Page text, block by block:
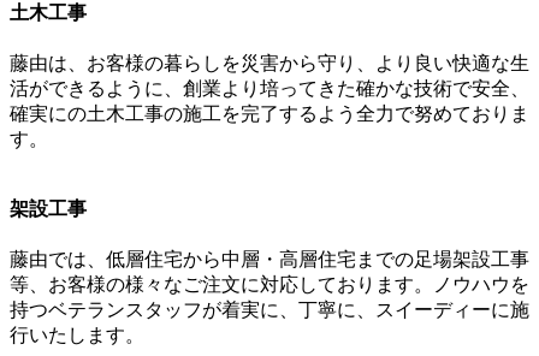
土木工事
藤由は、お客様の暮らしを災害から守り、より良い快適な生
活ができるように、創業より培ってきた確かな技術で安全、
確実にの土木工事の施工を完了するよう全力で努めておりま
す。
架設工事
藤由では、低層住宅から中層・高層住宅までの足場架設工事
等、お客様の様々なご注文に対応しております。ノウハウを
持つベテランスタッフが着実に、丁寧に、スイーディーに施
行いたします。